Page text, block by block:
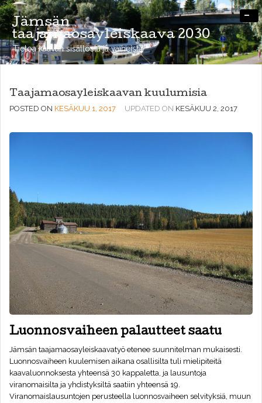
Jämsän
taajamaosayleiskaava 2030
Tietoa kaavan sisällöstä ja vaiheista
-
Taajamaosayleiskaavan kuulumisia
POSTED ON KESÄKUU 1, 2017 UPDATED ON KESÄKUU 2, 2017
Luonnosvaiheen palautteet saatu
Jämsän taajamaosayleiskaavatyö etenee suunnitelman mukaisesti.
Luonnosvaiheen kuulemisen aikana osallisilta tuli mielipiteitä
kaavaluonnoksesta yhteensä 30 kappaletta, ja lausuntoja
viranomaisilta ja yhdistyksiltä saatiin yhteensä 19.
Viranomaislausuntojen perusteella luonnosvaiheen selvityksiä, muun